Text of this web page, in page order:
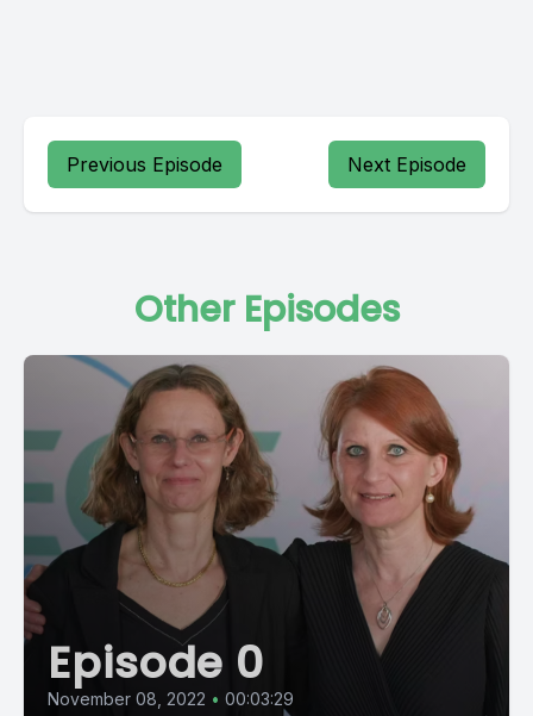
Previous Episode Next Episode
Other Episodes
Episode 0
November 08, 2022 • 00:03:29